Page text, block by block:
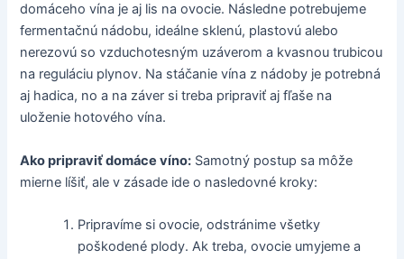
domáceho vína je aj lis na ovocie. Následne potrebujeme
fermentačnú nádobu, ideálne sklenú, plastovú alebo
nerezovú so vzduchotesným uzáverom a kvasnou trubicou
na reguláciu plynov. Na stáčanie vína z nádoby je potrebná
aj hadica, no a na záver si treba pripraviť aj fľaše na
uloženie hotového vína.
Ako pripraviť domáce víno: Samotný postup sa môže
mierne líšiť, ale v zásade ide o nasledovné kroky:
Pripravíme si ovocie, odstránime všetky
poškodené plody. Ak treba, ovocie umyjeme a